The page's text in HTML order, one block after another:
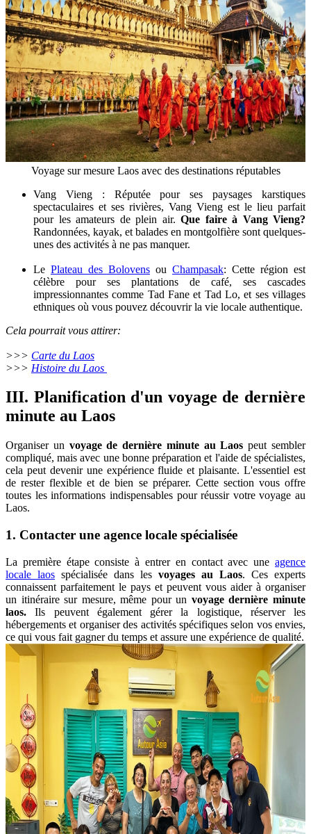
Voyage sur mesure Laos avec des destinations réputables
Vang Vieng : Réputée pour ses paysages karstiques
spectaculaires et ses rivières, Vang Vieng est le lieu parfait
pour les amateurs de plein air. Que faire à Vang Vieng?
Randonnées, kayak, et balades en montgolfière sont quelques-
unes des activités à ne pas manquer.
Le Plateau des Bolovens ou Champasak: Cette région est
célèbre pour ses plantations de café, ses cascades
impressionnantes comme Tad Fane et Tad Lo, et ses villages
ethniques où vous pouvez découvrir la vie locale authentique.
Cela pourrait vous attirer:
>>> Carte du Laos
>>> Histoire du Laos
III. Planification d'un voyage de dernière
minute au Laos
Organiser un voyage de dernière minute au Laos peut sembler
compliqué, mais avec une bonne préparation et l'aide de spécialistes,
cela peut devenir une expérience fluide et plaisante. L'essentiel est
de rester flexible et de bien se préparer. Cette section vous offre
toutes les informations indispensables pour réussir votre voyage au
Laos.
1. Contacter une agence locale spécialisée
La première étape consiste à entrer en contact avec une agence
locale laos spécialisée dans les voyages au Laos. Ces experts
connaissent parfaitement le pays et peuvent vous aider à organiser
un itinéraire sur mesure, même pour un voyage dernière minute
laos. Ils peuvent également gérer la logistique, réserver les
hébergements et organiser des activités spécifiques selon vos envies,
ce qui vous fait gagner du temps et assure une expérience de qualité.